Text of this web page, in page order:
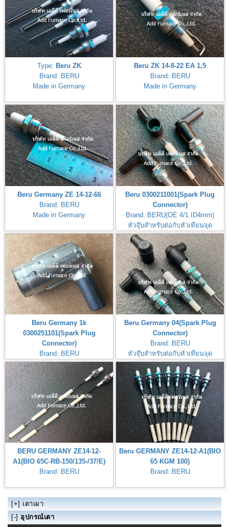
Type: Beru ZK
Brand: BERU
Made in Germany
Beru ZK 14-8-22 EA 1,5
Brand: BERU
Made in Germany
Beru Germany ZE 14-12-66
Brand: BERU
Made in Germany
Beru 0300211001(Spark Plug
Connector)
Brand: BERU(OE 4/1 ID4mm)
หัวจุ๊บสำหรับต่อกับหัวเทียนจุด
ไฟBeru 0300211001
Beru Germany 1k
0300251101(Spark Plug
Connector)
Brand: BERU
หัวจุ๊บสำหรับต่อกับหัวเทียนจุด
ไฟBeru 1k 0300251101
Beru Germany 04(Spark Plug
Connector)
Brand: BERU
หัวจุ๊บสำหรับต่อกับหัวเทียนจุด
ไฟBeru Germany 04
BERU GERMANY ZE14-12-
A1(BIO 65C-RB-150/135-/37/E)
Brand: BERU
Beru GERMANY ZE14-12-A1(BIO
65 KGM 100)
Brand: BERU
[+] เตาเผา
[-] อุปกรณ์เตา